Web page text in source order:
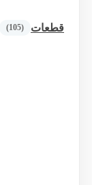
قطعات (105)